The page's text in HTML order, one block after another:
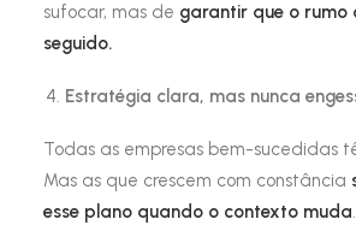
sufocar, mas de garantir que o rumo
seguido.
Estratégia clara, mas nunca
Todas as empresas bem-sucedidas
Mas as que crescem com constância
esse plano quando o contexto muda